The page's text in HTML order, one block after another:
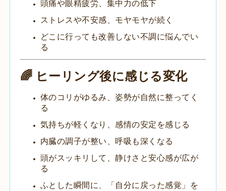
頭痛や眼精疲労、集中力の低下
ストレスや不安感、モヤモヤが続く
どこに行っても改善しない不調に悩んでい
る
🌈 ヒーリング後に感じる変化
体のコリがゆるみ、姿勢が自然に整ってく
る
気持ちが軽くなり、感情の安定を感じる
内臓の調子が整い、呼吸も深くなる
頭がスッキリして、静けさと安心感が広が
る
ふとした瞬間に、「自分に戻った感覚」を